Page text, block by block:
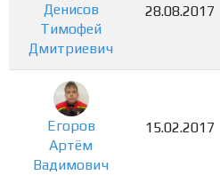
Денисов
Тимофей
Дмитриевич
28.08.2017
Егоров
Артём
Вадимович
15.02.2017